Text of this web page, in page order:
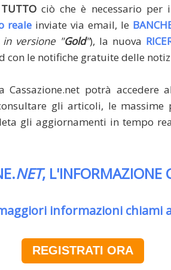
TUTTO ciò che è necessario per
reale inviate via email, le
in versione "Gold"), la nuova
con le notifiche gratuite delle
Cassazione.net potrà
gli articoli, le
gli aggiornamenti in tempo
NET, L'INFORMAZIONE
informazioni chiami
REGISTRATI ORA